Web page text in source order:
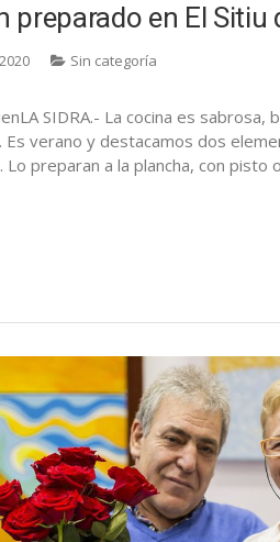
preparado en El Sitiu
Sin categoría
SIDRA.- La cocina es
Es verano y destacamos dos
preparan a la plancha, con pisto